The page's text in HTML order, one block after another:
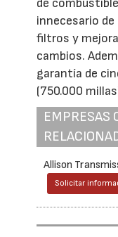
de
innecesario
filtros y
cambios.
garantía de
(750.000
EMPRESAS
Allison
Solicitar